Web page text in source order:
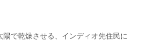
で乾燥させる、インディオ先住民に